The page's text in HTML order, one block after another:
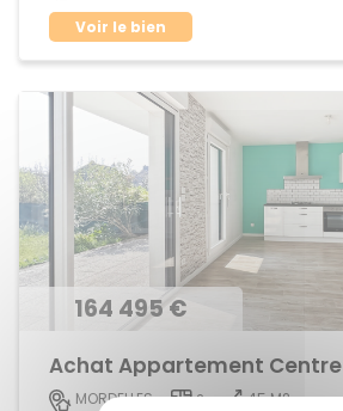
Voir le bien
164 495 €
Achat Appartement Centre
MORDELLES 2
45 M2